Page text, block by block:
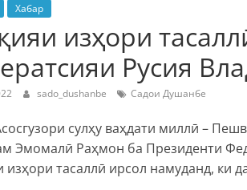
Хабар
изҳори
Русия
sado_dushanbe Садои Душанбе
сулҳу ваҳдати миллӣ –
Эмомалӣ Раҳмон ба Президенти
изҳори тасаллӣ ирсол намуданд, ки